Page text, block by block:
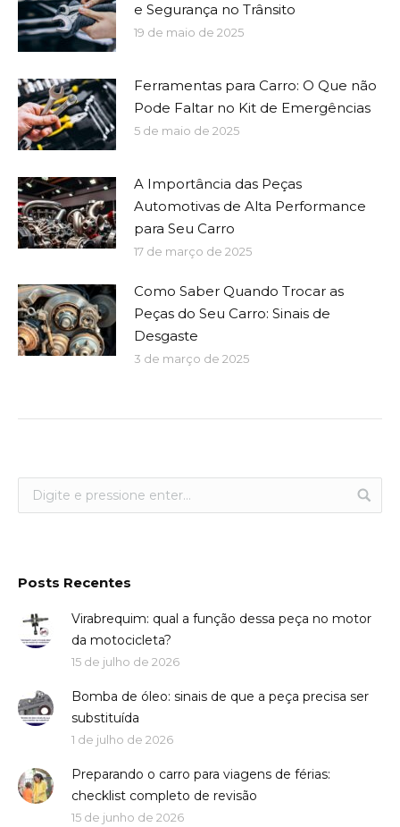
e Segurança no Trânsito
19 de maio de 2025
Ferramentas para Carro: O Que não
Pode Faltar no Kit de Emergências
5 de maio de 2025
A Importância das Peças
Automotivas de Alta Performance
para Seu Carro
17 de março de 2025
Como Saber Quando Trocar as
Peças do Seu Carro: Sinais de
Desgaste
3 de março de 2025
Posts Recentes
Virabrequim: qual a função dessa peça no motor
da motocicleta?
15 de julho de 2026
Bomba de óleo: sinais de que a peça precisa ser
substituída
1 de julho de 2026
Preparando o carro para viagens de férias:
checklist completo de revisão
15 de junho de 2026